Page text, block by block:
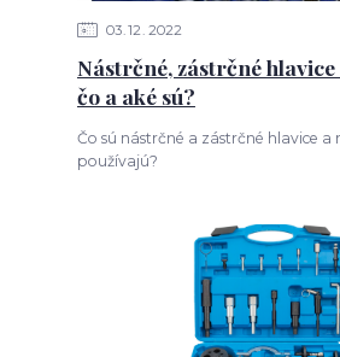
03 12 2022
Nástrčné, zástrčné
čo a aké sú?
Čo sú nástrčné a zástrčné hlavice a
používajú?